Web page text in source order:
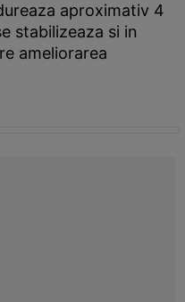
aproximativ 4
stabilizeaza si in
ameliorarea